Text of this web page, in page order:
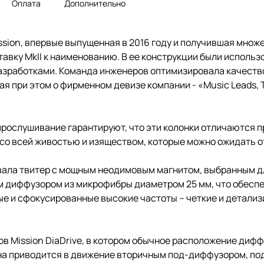
Оплата Дополнительно
впервые выпущенная в 2016 году и получившая
MkII к наименованию. В ее конструкции были
Команда инженеров оптимизировала
при этом о фирменном девизе компании - «Music Leads,
гарантируют, что эти колонки отличаются
всей живостью и изяществом, которые можно ожидать
твитер с мощным неодимовым магнитом, выбранным
диффузором из микрофибры диаметром 25 мм, что
и сфокусированные высокие частоты – четкие и
DiaDrive, в котором обычное расположение
приводится в движение вторичным под-диффузором,